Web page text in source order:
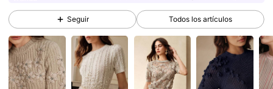
4.85 4M Seguidores
4.85 4M Seguidores
Seguir Todos los artículos